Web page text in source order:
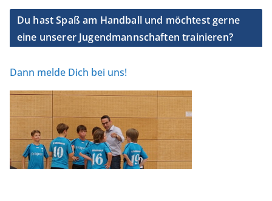
Du hast Spaß am Handball und möchtest gerne
eine unserer Jugendmannschaften trainieren?
Dann melde Dich bei uns!